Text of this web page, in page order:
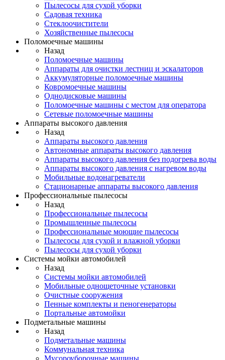
Пылесосы для сухой уборки
Садовая техника
Стеклоочистители
Хозяйственные пылесосы
Поломоечные машины
Назад
Поломоечные машины
Аппараты для очистки лестниц и эскалаторов
Аккумуляторные поломоечные машины
Ковромоечные машины
Однодисковые машины
Поломоечные машины с местом для оператора
Сетевые поломоечные машины
Аппараты высокого давления
Назад
Аппараты высокого давления
Автономные аппараты высокого давления
Аппараты высокого давления без подогрева воды
Аппараты высокого давления с нагревом воды
Мобильные водонагреватели
Стационарные аппараты высокого давления
Профессиональные пылесосы
Назад
Профессиональные пылесосы
Промышленные пылесосы
Профессиональные моющие пылесосы
Пылесосы для сухой и влажной уборки
Пылесосы для сухой уборки
Системы мойки автомобилей
Назад
Системы мойки автомобилей
Мобильные однощеточные установки
Очистные сооружения
Пенные комплекты и пеногенераторы
Портальные автомойки
Подметальные машины
Назад
Подметальные машины
Коммунальная техника
Мусороуборочные машины